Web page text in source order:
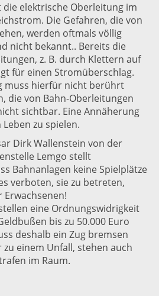
elektrische Oberleitung im
Die Gefahren, die von
werden oftmals völlig
nicht bekannt.. Bereits die
z. B. durch Klettern auf
für einen Stromüberschlag.
muss hierfür nicht berührt
die von Bahn-Oberleitungen
sichtbar. Eine Annäherung
zu spielen.
Dirk Wallenstein von der
Lemgo stellt
Bahnanlagen keine Spielplätze
verboten, sie zu betreten,
Erwachsenen!
eine Ordnungswidrigkeit
bis zu 50.000 Euro
deshalb ein Zug bremsen
einem Unfall, stehen auch
im Raum.